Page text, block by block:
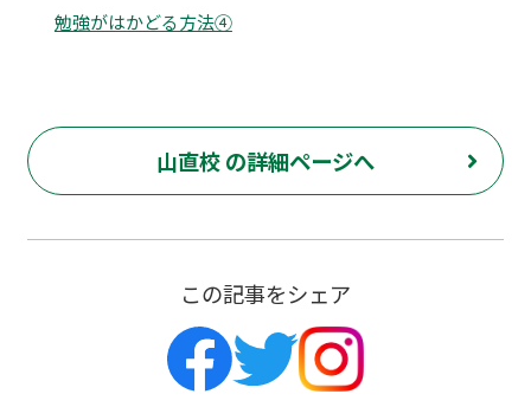
勉強がはかどる方法④
山直校 の詳細ページへ
この記事をシェア